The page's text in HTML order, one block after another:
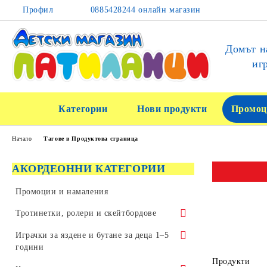
Профил 0885428244 онлайн магазин
Домът
Категории Нови продукти
АКОРДЕОННИ КАТЕГОРИИ
Промоции и намаления
Тротинетки, ролери и скейтбордове
Тротинетки за трикове и скачане
Играчки за яздене и бутане за деца 1–5
години
Начало Тагове в Продуктова страница
Продукти